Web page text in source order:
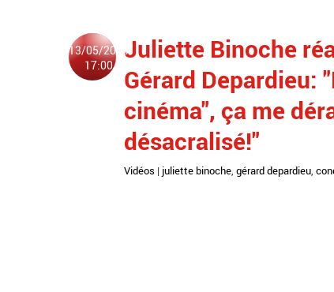
13/05/2025
17:00
Juliette Binoche
Gérard Depardieu:
cinéma", ça me
désacralisé!"
Vidéos | juliette binoche, gérard depardieu,